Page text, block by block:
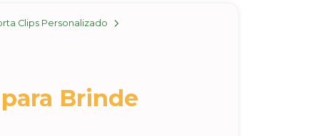
Clips Personalizado
Brinde